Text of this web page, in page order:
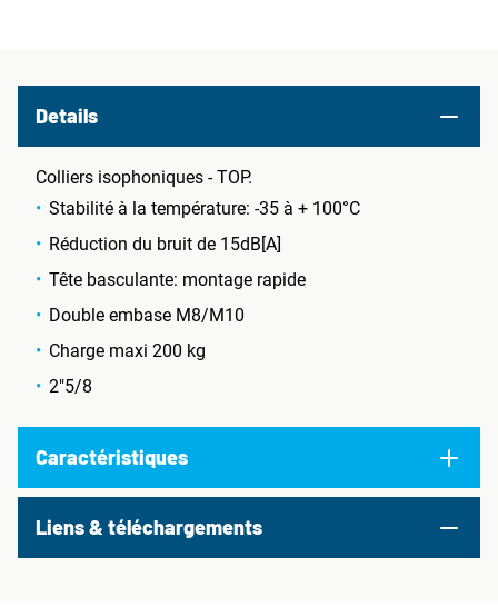
Details
Colliers isophoniques - TOP.
Stabilité à la température: -35 à + 100°C
Réduction du bruit de 15dB[A]
Tête basculante: montage rapide
Double embase M8/M10
Charge maxi 200 kg
2"5/8
Caractéristiques
Liens & téléchargements